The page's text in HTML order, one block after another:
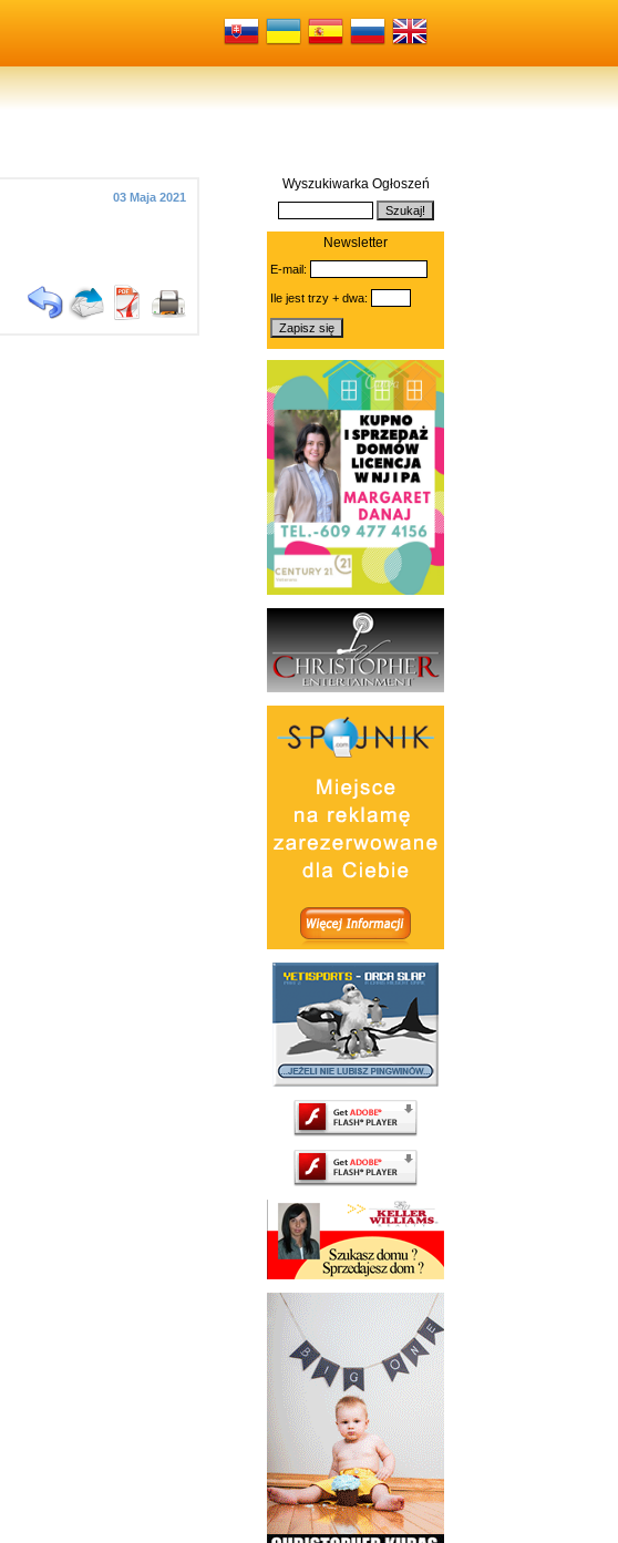
03 Maja 2021
Wyszukiwarka Ogłoszeń
Newsletter
E-mail:
Ile jest trzy + dwa: